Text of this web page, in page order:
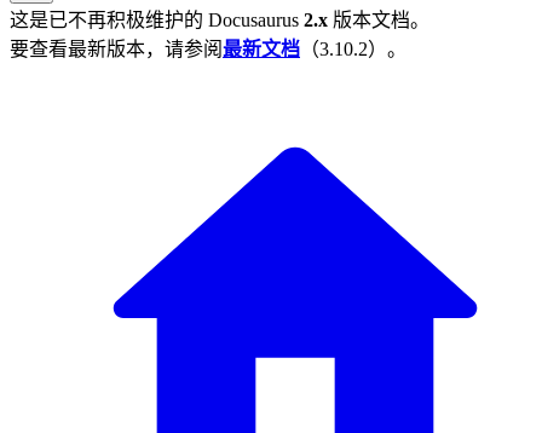
这是已不再积极维护的 Docusaurus 2.x 版本文档。
要查看最新版本，请参阅最新文档 （3.10.2）。